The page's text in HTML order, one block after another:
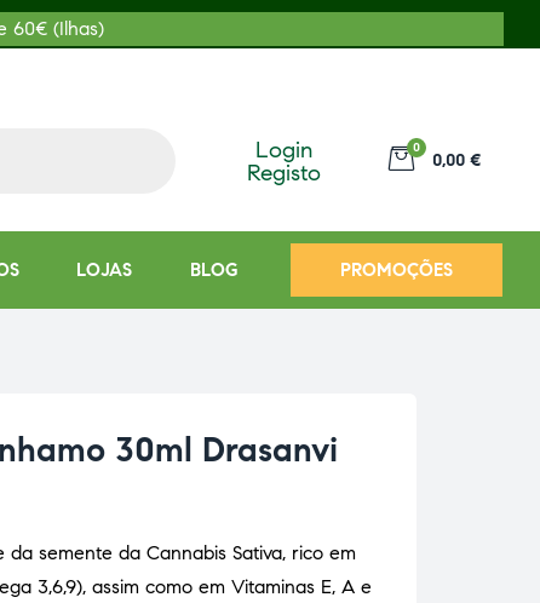
60€ (Ilhas)
Login
Registo
0
0,00 €
LOJAS BLOG PROMOÇÕES
30ml Drasanvi
semente da Cannabis Sativa, rico em
3,6,9), assim como em Vitaminas E, A e